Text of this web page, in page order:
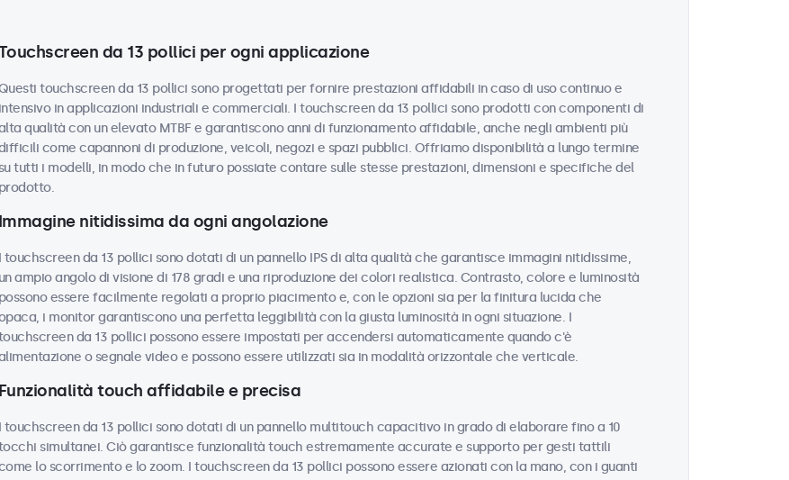
da 13 pollici per ogni applicazione
touchscreen da 13 pollici sono progettati per fornire prestazioni affidabili in caso di uso continuo e
intensivo in applicazioni industriali e commerciali. I touchscreen da 13 pollici sono prodotti con componenti di
qualità con un elevato MTBF e garantiscono anni di funzionamento affidabile, anche negli ambienti più
come capannoni di produzione, veicoli, negozi e spazi pubblici. Offriamo disponibilità a lungo termine
su tutti i modelli, in modo che in futuro possiate contare sulle stesse prestazioni, dimensioni e specifiche del
prodotto.
Immagine nitidissima da ogni angolazione
I touchscreen da 13 pollici sono dotati di un pannello IPS di alta qualità che garantisce immagini nitidissime,
un ampio angolo di visione di 178 gradi e una riproduzione dei colori realistica. Contrasto, colore e luminosità
possono essere facilmente regolati a proprio piacimento e, con le opzioni sia per la finitura lucida che
i monitor garantiscono una perfetta leggibilità con la giusta luminosità in ogni situazione. I
da 13 pollici possono essere impostati per accendersi automaticamente quando c'è
o segnale video e possono essere utilizzati sia in modalità orizzontale che verticale.
Funzionalità touch affidabile e precisa
I touchscreen da 13 pollici sono dotati di un pannello multitouch capacitivo in grado di elaborare fino a 10
simultanei. Ciò garantisce funzionalità touch estremamente accurate e supporto per gesti tattili
lo scorrimento e lo zoom. I touchscreen da 13 pollici possono essere azionati con la mano, con i guanti